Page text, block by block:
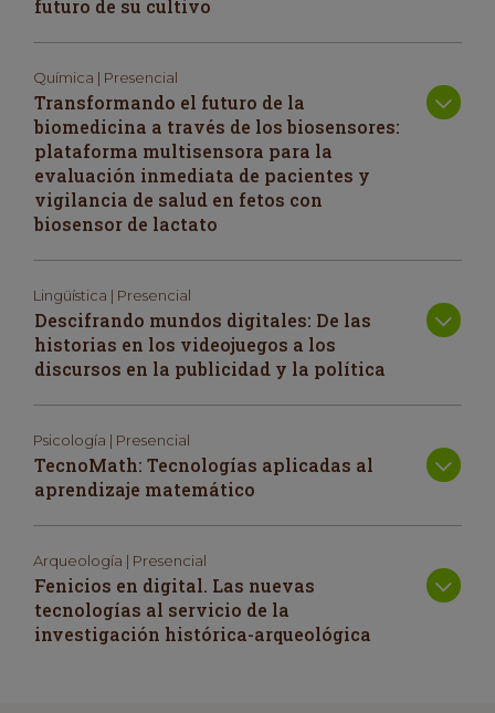
futuro de su cultivo
Química | Presencial
Transformando el futuro de la
biomedicina a través de los biosensores:
plataforma multisensora para la
evaluación inmediata de pacientes y
vigilancia de salud en fetos con
biosensor de lactato
Lingüística | Presencial
Descifrando mundos digitales: De las
historias en los videojuegos a los
discursos en la publicidad y la política
Psicología | Presencial
TecnoMath: Tecnologías aplicadas al
aprendizaje matemático
Arqueología | Presencial
Fenicios en digital. Las nuevas
tecnologías al servicio de la
investigación histórica-arqueológica